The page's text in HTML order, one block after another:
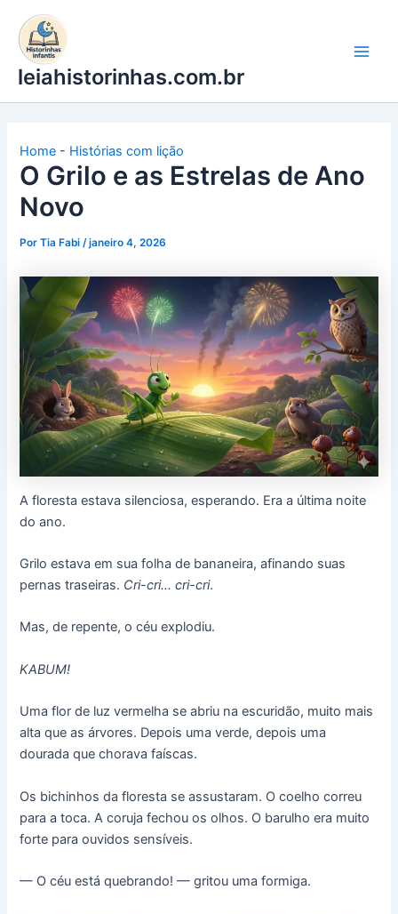
para
conteúdo
leiahistorinhas.com.br
Home - Histórias com lição
O Grilo e as Estrelas de Ano
Novo
PorTia Fabi/janeiro 4, 2026
A floresta estava silenciosa, esperando. Era a última noite
do ano.
Grilo estava em sua folha de bananeira, afinando suas
pernas traseiras. Cri-cri… cri-cri.
Mas, de repente, o céu explodiu.
KABUM!
Uma flor de luz vermelha se abriu na escuridão, muito mais
alta que as árvores. Depois uma verde, depois uma
dourada que chorava faíscas.
Os bichinhos da floresta se assustaram. O coelho correu
para a toca. A coruja fechou os olhos. O barulho era muito
forte para ouvidos sensíveis.
— O céu está quebrando! — gritou uma formiga.